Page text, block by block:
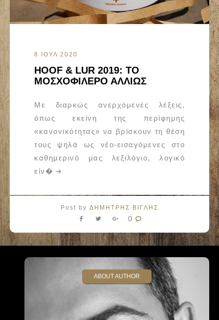
8 ΙΟΥΛ 2020
HOOF & LUR 2019: ΤΟ
ΜΟΣΧΟΦΙΛΕΡΟ ΑΛΛΙΩΣ
Με διαρκώς ανερχόμενες λέξεις,
όπως εκείνη της περίφημης
«κανονικότητας» να βρίσκουν τη θέση
τους ψηλά ως νέο-εισαγόμενες στο
καθημερινό μας λεξιλόγιο, λογικό
είν�
Post by ΔΗΜΗΤΡΗΣ ΒΙΓΛΗΣ
0
ABOUT AUTHOR